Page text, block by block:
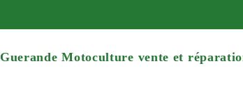
Guerande Motoculture vente et